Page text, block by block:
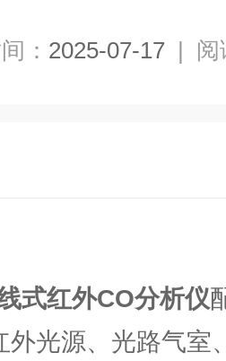
： 2025-07-17 | 阅
式红外CO分析仪
外光源、光路气室